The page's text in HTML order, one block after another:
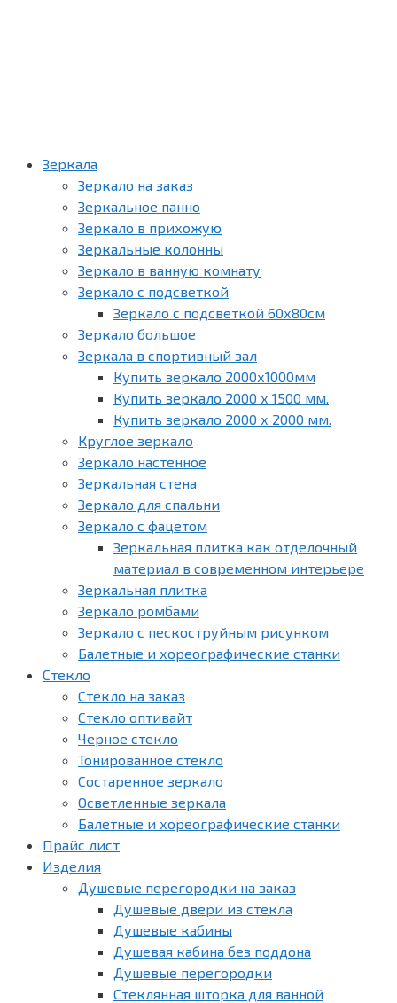
Зеркала
Зеркало на заказ
Зеркальное панно
Зеркало в прихожую
Зеркальные колонны
Зеркало в ванную комнату
Зеркало с подсветкой
Зеркало с подсветкой 60х80см
Зеркало большое
Зеркала в спортивный зал
Купить зеркало 2000х1000мм
Купить зеркало 2000 х 1500 мм.
Купить зеркало 2000 х 2000 мм.
Круглое зеркало
Зеркало настенное
Зеркальная стена
Зеркало для спальни
Зеркало с фацетом
Зеркальная плитка как отделочный
материал в современном интерьере
Зеркальная плитка
Зеркало ромбами
Зеркало с пескоструйным рисунком
Балетные и хореографические станки
Стекло
Стекло на заказ
Стекло оптивайт
Черное стекло
Тонированное стекло
Состаренное зеркало
Осветленные зеркала
Балетные и хореографические станки
Прайс лист
Изделия
Душевые перегородки на заказ
Душевые двери из стекла
Душевые кабины
Душевая кабина без поддона
Душевые перегородки
Стеклянная шторка для ванной